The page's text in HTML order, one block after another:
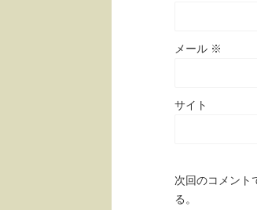
メール ※
サイト
次回のコメント
る。